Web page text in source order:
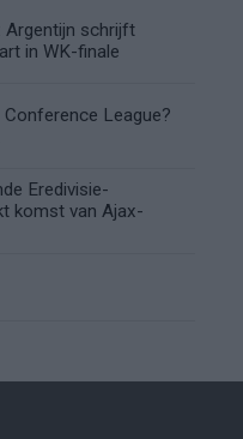
Argentijn schrijft
in WK-finale
League?
Eredivisie-
komst van Ajax-